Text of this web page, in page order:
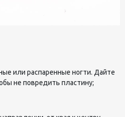
или распаренные ногти. Дайте
не повредить пластину;